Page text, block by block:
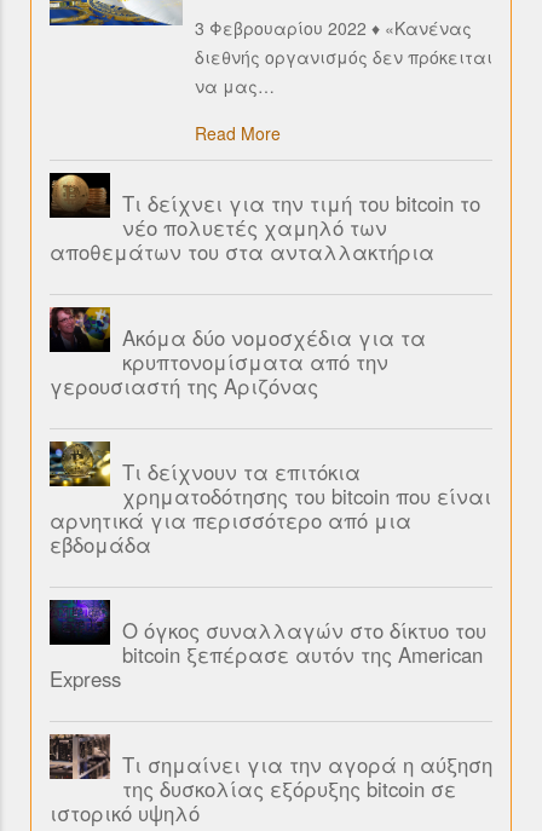
3 Φεβρουαρίου 2022 ♦ «Κανένας
διεθνής οργανισμός δεν πρόκειται
να μας…
Read More
Τι δείχνει για την τιμή του bitcoin το
νέο πολυετές χαμηλό των
αποθεμάτων του στα ανταλλακτήρια
Ακόμα δύο νομοσχέδια για τα
κρυπτονομίσματα από την
γερουσιαστή της Αριζόνας
Τι δείχνουν τα επιτόκια
χρηματοδότησης του bitcoin που είναι
αρνητικά για περισσότερο από μια
εβδομάδα
Ο όγκος συναλλαγών στο δίκτυο του
bitcoin ξεπέρασε αυτόν της American
Express
Τι σημαίνει για την αγορά η αύξηση
της δυσκολίας εξόρυξης bitcoin σε
ιστορικό υψηλό